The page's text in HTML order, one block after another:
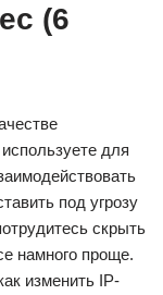
(6
для
под угрозу
скрыть
намного проще.
изменить IP-